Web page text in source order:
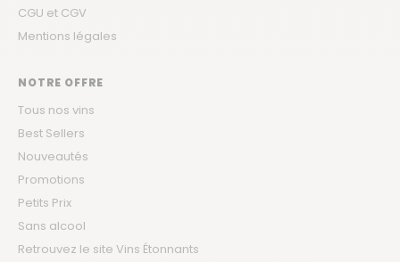
CGU et CGV
Mentions légales
NOTRE OFFRE
Tous nos vins
Best Sellers
Nouveautés
Promotions
Petits Prix
Sans alcool
Retrouvez le site Vins Étonnants